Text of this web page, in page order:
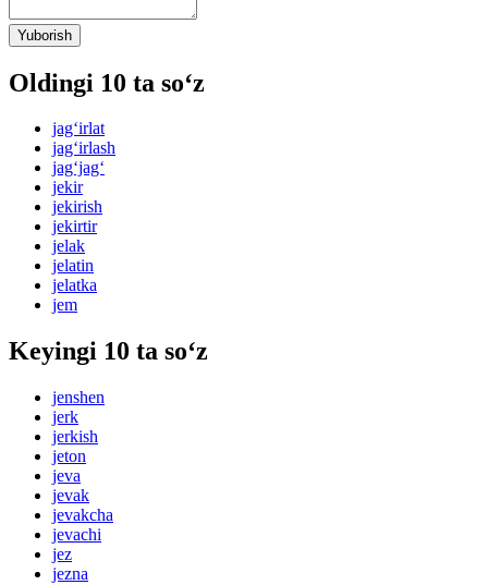
Yuborish
Oldingi 10 ta so‘z
jag‘irlat
jag‘irlash
jag‘jag‘
jekir
jekirish
jekirtir
jelak
jelatin
jelatka
jem
Keyingi 10 ta so‘z
jenshen
jerk
jerkish
jeton
jeva
jevak
jevakcha
jevachi
jez
jezna